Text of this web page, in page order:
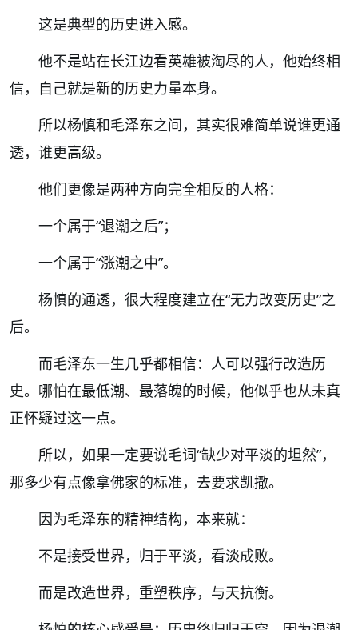
这是典型的历史进入感。
他不是站在长江边看英雄被淘尽的人，他始终相
信，自己就是新的历史力量本身。
所以杨慎和毛泽东之间，其实很难简单说谁更通
透，谁更高级。
他们更像是两种方向完全相反的人格：
一个属于“退潮之后”；
一个属于“涨潮之中”。
杨慎的通透，很大程度建立在“无力改变历史”之
后。
而毛泽东一生几乎都相信：人可以强行改造历
史。哪怕在最低潮、最落魄的时候，他似乎也从未真
正怀疑过这一点。
所以，如果一定要说毛词“缺少对平淡的坦然”，
那多少有点像拿佛家的标准，去要求凯撒。
因为毛泽东的精神结构，本来就：
不是接受世界，归于平淡，看淡成败。
而是改造世界，重塑秩序，与天抗衡。